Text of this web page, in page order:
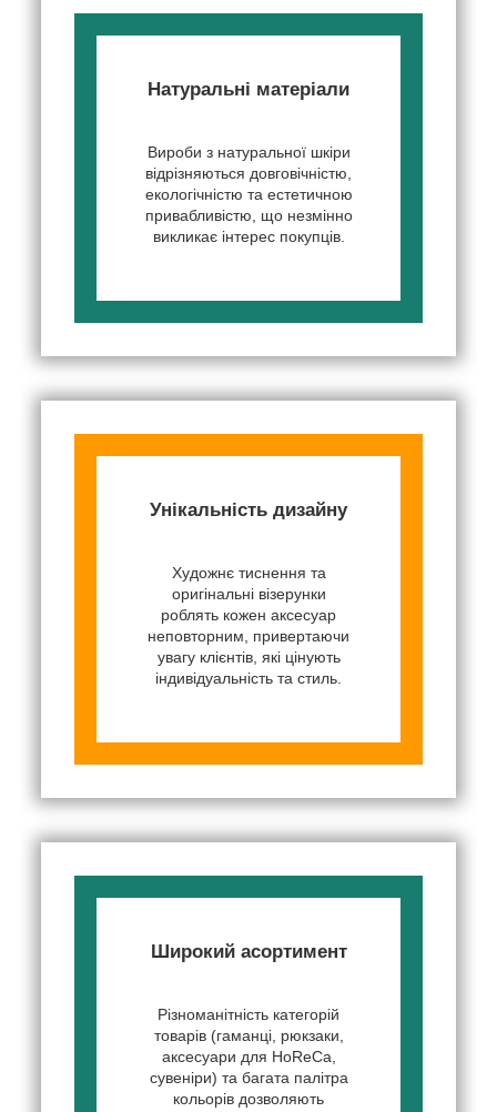
Натуральні матеріали
Вироби з натуральної шкіри
відрізняються довговічністю,
екологічністю та естетичною
привабливістю, що незмінно
викликає інтерес покупців.
Унікальність дизайну
Художнє тиснення та
оригінальні візерунки
роблять кожен аксесуар
неповторним, привертаючи
увагу клієнтів, які цінують
індивідуальність та стиль.
Широкий асортимент
Різноманітність категорій
товарів (гаманці, рюкзаки,
аксесуари для HoReCa,
сувеніри) та багата палітра
кольорів дозволяють